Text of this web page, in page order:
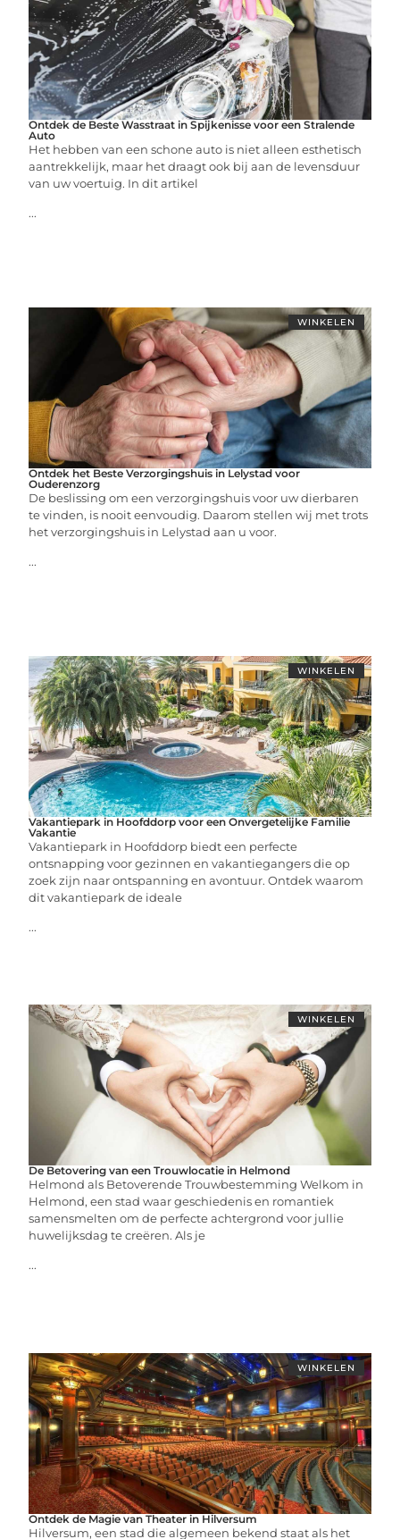
Ontdek de Beste Wasstraat in Spijkenisse voor een Stralende
Auto
Het hebben van een schone auto is niet alleen esthetisch
aantrekkelijk, maar het draagt ook bij aan de levensduur
van uw voertuig. In dit artikel
...
WINKELEN
Ontdek het Beste Verzorgingshuis in Lelystad voor
Ouderenzorg
De beslissing om een verzorgingshuis voor uw dierbaren
te vinden, is nooit eenvoudig. Daarom stellen wij met trots
het verzorgingshuis in Lelystad aan u voor.
...
WINKELEN
Vakantiepark in Hoofddorp voor een Onvergetelijke Familie
Vakantie
Vakantiepark in Hoofddorp biedt een perfecte
ontsnapping voor gezinnen en vakantiegangers die op
zoek zijn naar ontspanning en avontuur. Ontdek waarom
dit vakantiepark de ideale
...
WINKELEN
De Betovering van een Trouwlocatie in Helmond
Helmond als Betoverende Trouwbestemming Welkom in
Helmond, een stad waar geschiedenis en romantiek
samensmelten om de perfecte achtergrond voor jullie
huwelijksdag te creëren. Als je
...
WINKELEN
Ontdek de Magie van Theater in Hilversum
Hilversum, een stad die algemeen bekend staat als het